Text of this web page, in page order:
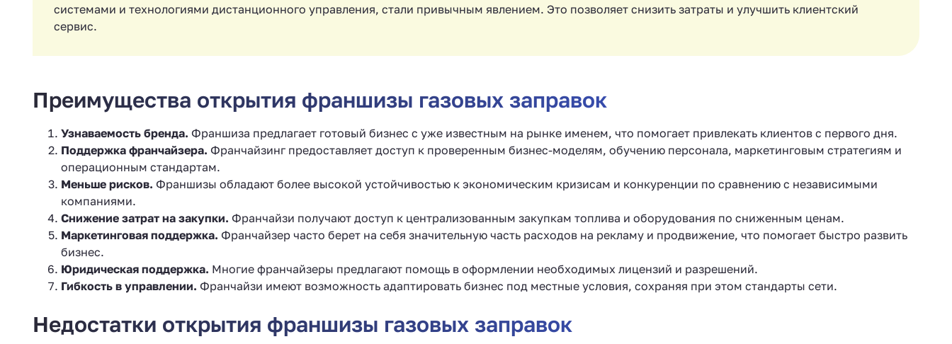
системами и технологиями дистанционного управления, стали привычным явлением. Это позволяет снизить затраты и улучшить клиентский
сервис.
Преимущества открытия франшизы газовых заправок
Узнаваемость бренда. Франшиза предлагает готовый бизнес с уже известным на рынке именем, что помогает привлекать клиентов с первого дня.
Поддержка франчайзера. Франчайзинг предоставляет доступ к проверенным бизнес-моделям, обучению персонала, маркетинговым стратегиям и
операционным стандартам.
Меньше рисков. Франшизы обладают более высокой устойчивостью к экономическим кризисам и конкуренции по сравнению с независимыми
компаниями.
Снижение затрат на закупки. Франчайзи получают доступ к централизованным закупкам топлива и оборудования по сниженным ценам.
Маркетинговая поддержка. Франчайзер часто берет на себя значительную часть расходов на рекламу и продвижение, что помогает быстро развить
бизнес.
Юридическая поддержка. Многие франчайзеры предлагают помощь в оформлении необходимых лицензий и разрешений.
Гибкость в управлении. Франчайзи имеют возможность адаптировать бизнес под местные условия, сохраняя при этом стандарты сети.
Недостатки открытия франшизы газовых заправок